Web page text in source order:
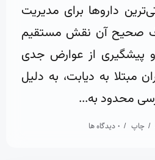
داروها برای مدیریت
صحیح آن نقش مستقیم
پیشگیری از عوارض جدی
مبتلا به دیابت، به دلیل
محدود به...
چاپ 0 دیدگاه ها